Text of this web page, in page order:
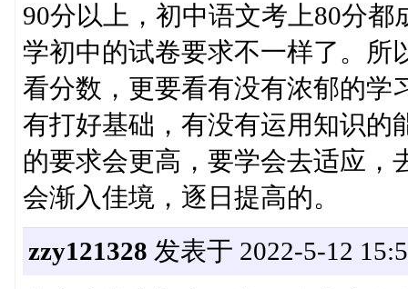
90分以上，初中语文考上80分
学初中的试卷要求不一样了。所
看分数，更要看有没有浓郁的学
有打好基础，有没有运用知识的
的要求会更高，要学会去适应，
会渐入佳境，逐日提高的。
zzy121328 发表于 2022-5-12